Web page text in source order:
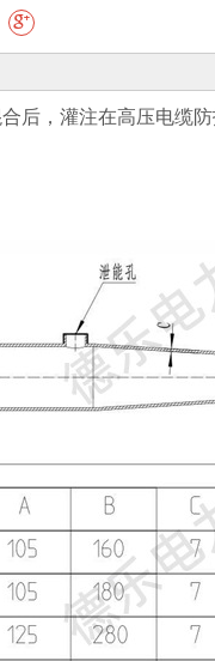
后，灌注在高压电缆